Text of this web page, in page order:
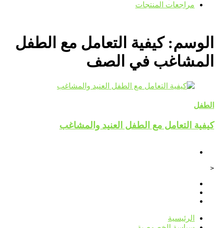
مراجعات المنتجات
الوسم:كيفية التعامل مع الطفل
المشاغب في الصف
الطفل
كيفية التعامل مع الطفل العنيد والمشاغب
<
الرئيسية